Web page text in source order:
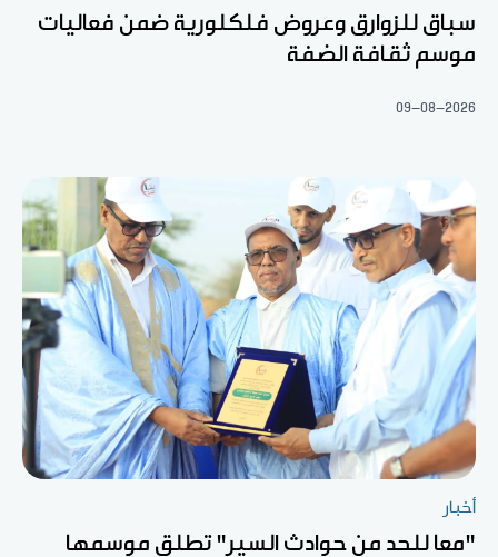
سباق للزوارق وعروض فلكلورية ضمن فعاليات
موسم ثقافة الضفة
09-08-2026
أخبار
"معا للحد من حوادث السير" تطلق موسمها